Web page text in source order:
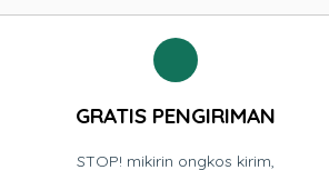
GRATIS PENGIRIMAN
STOP! mikirin ongkos kirim,